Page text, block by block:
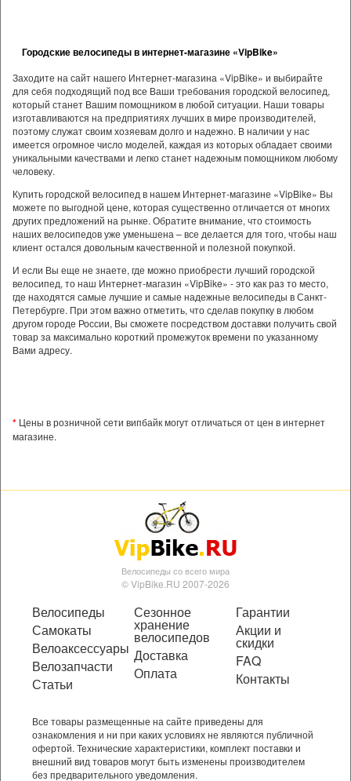
Городские велосипеды в интернет-магазине «VipBike»
Заходите на сайт нашего Интернет-магазина «VipBike» и выбирайте
для себя подходящий под все Ваши требования городской велосипед,
который станет Вашим помощником в любой ситуации. Наши товары
изготавливаются на предприятиях лучших в мире производителей,
поэтому служат своим хозяевам долго и надежно. В наличии у нас
имеется огромное число моделей, каждая из которых обладает своими
уникальными качествами и легко станет надежным помощником любому
человеку.
Купить городской велосипед в нашем Интернет-магазине «VipBike» Вы
можете по выгодной цене, которая существенно отличается от многих
других предложений на рынке. Обратите внимание, что стоимость
наших велосипедов уже уменьшена – все делается для того, чтобы наш
клиент остался довольным качественной и полезной покупкой.
И если Вы еще не знаете, где можно приобрести лучший городской
велосипед, то наш Интернет-магазин «VipBike» - это как раз то место,
где находятся самые лучшие и самые надежные велосипеды в Санкт-
Петербурге. При этом важно отметить, что сделав покупку в любом
другом городе России, Вы сможете посредством доставки получить свой
товар за максимально короткий промежуток времени по указанному
Вами адресу.
* Цены в розничной сети випбайк могут отличаться от цен в интернет
магазине.
Велосипеды со всего мира
© VipBike.RU 2007-2026
Велосипеды
Самокаты
Велоаксессуары
Велозапчасти
Статьи
Сезонное
хранение
велосипедов
Доставка
Оплата
Гарантии
Акции и
скидки
FAQ
Контакты
Все товары размещенные на сайте приведены для
ознакомления и ни при каких условиях не являются публичной
офертой. Технические характеристики, комплект поставки и
внешний вид товаров могут быть изменены производителем
без предварительного уведомления.